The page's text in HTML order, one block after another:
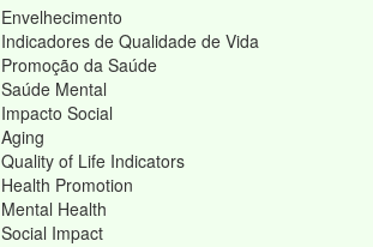
Envelhecimento
Indicadores de Qualidade de Vida
Promoção da Saúde
Saúde Mental
Impacto Social
Aging
Quality of Life Indicators
Health Promotion
Mental Health
Social Impact